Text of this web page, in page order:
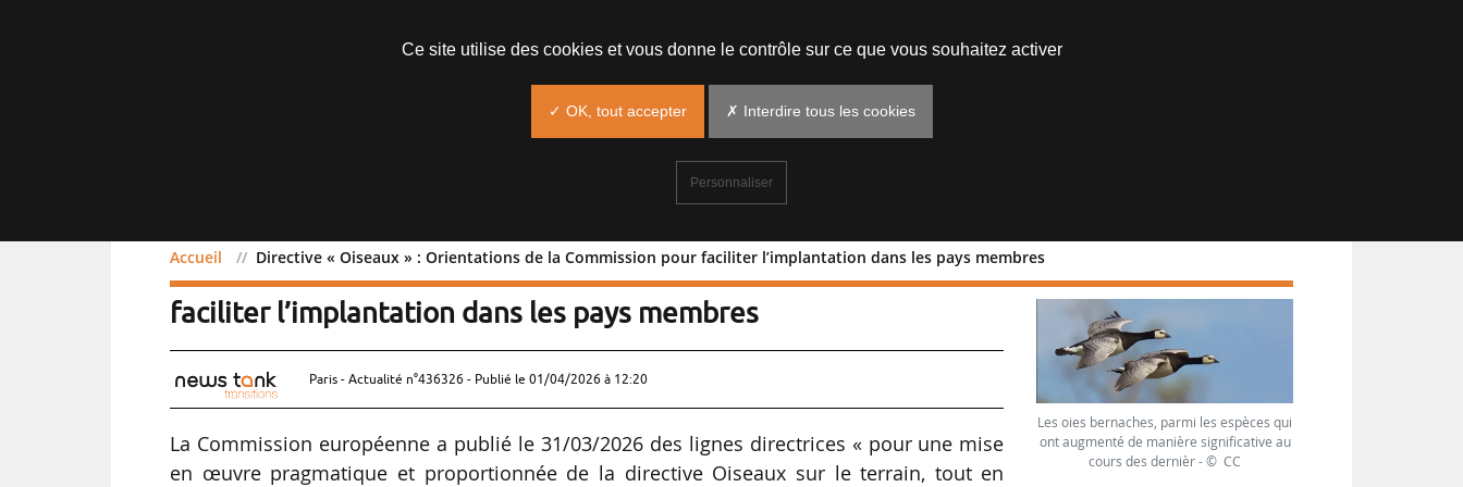
Accueil Directive « Oiseaux » : Orientations de la Commission pour faciliter l’implantation dans les pays membres
Directive « Oiseaux » : Orientations de la Commission pour
faciliter l’implantation dans les pays membres
Paris - Actualité n°436326 - Publié le 01/04/2026 à 12:20
La Commission européenne a publié le 31/03/2026 des lignes directrices « pour une mise
en œuvre pragmatique et proportionnée de la directive Oiseaux sur le terrain, tout en
Les oies bernaches, parmi les espèces qui
ont augmenté de manière significative au
cours des dernièr - © CC
Ce site utilise des cookies et vous donne le contrôle sur ce que vous souhaitez activer
✓ OK, tout accepter ✗ Interdire tous les cookies
Personnaliser